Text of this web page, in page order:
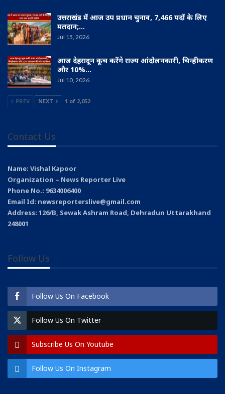
उत्तराखंड में आज उप प्रधान चुनाव, 7,466 पदों के लिए
मतदान;…
Jul 15, 2026
आज देहरादून कूच करेंगे राज्य आंदोलनकारी, चिन्हीकरण
और 10%…
Jul 10, 2026
PREV NEXT 1 of 2,052
Contact Us
Name: Vishal Kapoor
Organization – News Reporter Live
Phone No.: 9634006400
Email Id: newsreporterslive@gmail.com
Address: 126/B, Sewak Ashram Road, Dehradun Uttarakhand
248001
Follow Us
Follow Us On Facebook
Follow Us On Twitter
Subscribe Us On Youtube
Follow Us On Instagram